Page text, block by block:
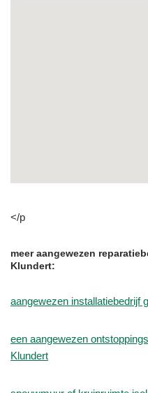
</p
meer aangewezen
Klundert:
aangewezen installatiebedrijf
een aangewezen
Klundert